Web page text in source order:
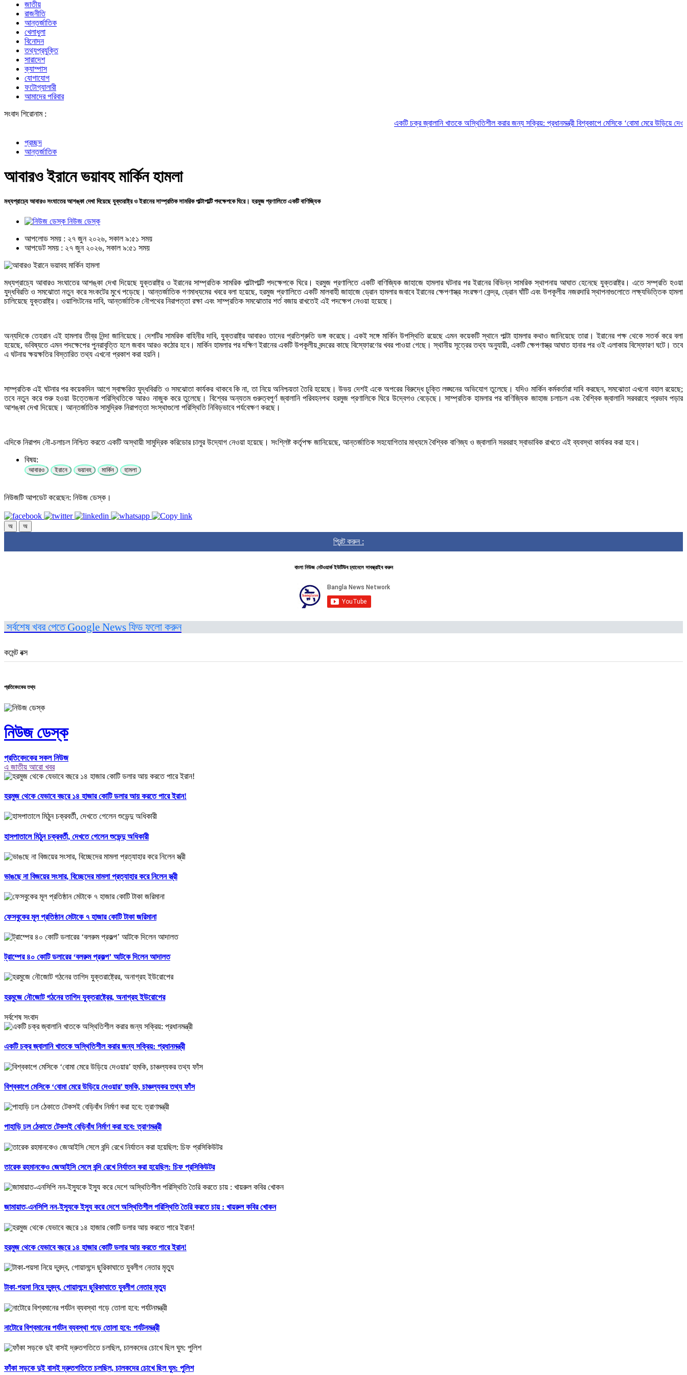
জাতীয়
রাজনীতি
আন্তর্জাতিক
খেলাধুলা
বিনোদন
তথ্যপ্রযুক্তি
সারাদেশ
ক্যাম্পাস
যোগাযোগ
ফটোগ্যালারী
আমাদের পরিবার
সংবাদ শিরোনাম :
একটি চক্র জ্বালানি খাতকে অস্থিতিশীল করার জন্য সক্রিয়: প্রধানমন্ত্রীবিশ্বকাপে মেসিকে ‘বোমা মেরে উড়িয়ে দেওয়ার’ হুমকি,
প্রচ্ছদ
আন্তর্জাতিক
আবারও ইরানে ভয়াবহ মার্কিন হামলা
মধ্যপ্রাচ্যে আবারও সংঘাতের আশঙ্কা দেখা দিয়েছে যুক্তরাষ্ট্র ও ইরানের সাম্প্রতিক সামরিক পাল্টাপাল্টি পদক্ষেপকে ঘিরে। হরমুজ প্রণালিতে একটি বাণিজ্যিক
নিউজ ডেস্ক
আপলোড সময় : ২৭ জুন ২০২৬, সকাল ৯:৫১ সময়
আপডেট সময় : ২৭ জুন ২০২৬, সকাল ৯:৫১ সময়
মধ্যপ্রাচ্যে আবারও সংঘাতের আশঙ্কা দেখা দিয়েছে যুক্তরাষ্ট্র ও ইরানের সাম্প্রতিক সামরিক পাল্টাপাল্টি পদক্ষেপকে ঘিরে। হরমুজ প্রণালিতে একটি বাণিজ্যিক জাহাজে হামলার ঘটনার পর ইরানের বিভিন্ন সামরিক স্থাপনায় আঘাত হেনেছে যুক্তরাষ্ট্র। এতে সম্প্রতি হওয়া
যুদ্ধবিরতি ও সমঝোতা নতুন করে সংকটের মুখে পড়েছে। আন্তর্জাতিক গণমাধ্যমের খবরে বলা হয়েছে, হরমুজ প্রণালিতে একটি মালবাহী জাহাজে ড্রোন হামলার জবাবে ইরানের ক্ষেপণাস্ত্র সংরক্ষণ কেন্দ্র, ড্রোন ঘাঁটি এবং উপকূলীয় নজরদারি স্থাপনাগুলোতে লক্ষ্যভিত্তিক হামলা
চালিয়েছে যুক্তরাষ্ট্র। ওয়াশিংটনের দাবি, আন্তর্জাতিক নৌপথের নিরাপত্তা রক্ষা এবং সাম্প্রতিক সমঝোতার শর্ত বজায় রাখতেই এই পদক্ষেপ নেওয়া হয়েছে।
অন্যদিকে তেহরান এই হামলার তীব্র নিন্দা জানিয়েছে। দেশটির সামরিক বাহিনীর দাবি, যুক্তরাষ্ট্র আবারও তাদের প্রতিশ্রুতি ভঙ্গ করেছে। একই সঙ্গে মার্কিন উপস্থিতি রয়েছে এমন কয়েকটি স্থানে পাল্টা হামলার কথাও জানিয়েছে তারা। ইরানের পক্ষ থেকে সতর্ক করে বলা
হয়েছে, ভবিষ্যতে এমন পদক্ষেপের পুনরাবৃত্তি হলে জবাব আরও কঠোর হবে। মার্কিন হামলার পর দক্ষিণ ইরানের একটি উপকূলীয় বন্দরের কাছে বিস্ফোরণের খবর পাওয়া গেছে। স্থানীয় সূত্রের তথ্য অনুযায়ী, একটি ক্ষেপণাস্ত্র আঘাত হানার পর ওই এলাকায় বিস্ফোরণ ঘটে। তবে
এ ঘটনায় ক্ষয়ক্ষতির বিস্তারিত তথ্য এখনো প্রকাশ করা হয়নি।
সাম্প্রতিক এই ঘটনার পর কয়েকদিন আগে স্বাক্ষরিত যুদ্ধবিরতি ও সমঝোতা কার্যকর থাকবে কি না, তা নিয়ে অনিশ্চয়তা তৈরি হয়েছে। উভয় দেশই একে অপরের বিরুদ্ধে চুক্তি লঙ্ঘনের অভিযোগ তুলেছে। যদিও মার্কিন কর্মকর্তারা দাবি করছেন, সমঝোতা এখনো বহাল রয়েছে;
তবে নতুন করে শুরু হওয়া উত্তেজনা পরিস্থিতিকে আরও নাজুক করে তুলেছে। বিশ্বের অন্যতম গুরুত্বপূর্ণ জ্বালানি পরিবহনপথ হরমুজ প্রণালিকে ঘিরে উদ্বেগও বেড়েছে। সাম্প্রতিক হামলার পর বাণিজ্যিক জাহাজ চলাচল এবং বৈশ্বিক জ্বালানি সরবরাহে প্রভাব পড়ার
আশঙ্কা দেখা দিয়েছে। আন্তর্জাতিক সামুদ্রিক নিরাপত্তা সংস্থাগুলো পরিস্থিতি নিবিড়ভাবে পর্যবেক্ষণ করছে।
এদিকে নিরাপদ নৌ-চলাচল নিশ্চিত করতে একটি অস্থায়ী সামুদ্রিক করিডোর চালুর উদ্যোগ নেওয়া হয়েছে। সংশ্লিষ্ট কর্তৃপক্ষ জানিয়েছে, আন্তর্জাতিক সহযোগিতার মাধ্যমে বৈশ্বিক বাণিজ্য ও জ্বালানি সরবরাহ স্বাভাবিক রাখতে এই ব্যবস্থা কার্যকর করা হবে।
বিষয়:
আবারও ইরানে ভয়াবহ মার্কিন হামলা
নিউজটি আপডেট করেছেন: নিউজ ডেস্ক।
অ অ
প্রিন্ট করুন :
বাংলা নিউজ নেটওয়ার্ক ইউটিউব চ্যানেলে সাবস্ক্রাইব করুন
সর্বশেষ খবর পেতে Google News ফিড ফলো করুন
কমেন্ট বক্স
প্রতিবেদকের তথ্য
নিউজ ডেস্ক
প্রতিবেদকের সকল নিউজ
এ জাতীয় আরো খবর
হরমুজ থেকে যেভাবে বছরে ১৪ হাজার কোটি ডলার আয় করতে পারে ইরান!
হাসপাতালে মিঠুন চক্রবর্তী, দেখতে গেলেন শুভেন্দু অধিকারী
ভাঙছে না বিজয়ের সংসার, বিচ্ছেদের মামলা প্রত্যাহার করে নিলেন স্ত্রী
ফেসবুকের মূল প্রতিষ্ঠান মেটাকে ৭ হাজার কোটি টাকা জরিমানা
ট্রাম্পের ৪০ কোটি ডলারের ‘বলরুম প্রকল্প’ আটকে দিলেন আদালত
হরমুজে নৌজোট গঠনের তাগিদ যুক্তরাষ্ট্রের, অনাগ্রহ ইউরোপের
সর্বশেষ সংবাদ
একটি চক্র জ্বালানি খাতকে অস্থিতিশীল করার জন্য সক্রিয়: প্রধানমন্ত্রী
বিশ্বকাপে মেসিকে ‘বোমা মেরে উড়িয়ে দেওয়ার’ হুমকি, চাঞ্চল্যকর তথ্য ফাঁস
পাহাড়ি ঢল ঠেকাতে টেকসই বেড়িবাঁধ নির্মাণ করা হবে: ত্রাণমন্ত্রী
তারেক রহমানকেও জেআইসি সেলে বন্দি রেখে নির্যাতন করা হয়েছিল: চিফ প্রসিকিউটর
জামায়াত-এনসিপি নন-ইস্যুকে ইস্যু করে দেশে অস্থিতিশীল পরিস্থিতি তৈরি করতে চায় : খায়রুল কবির খোকন
হরমুজ থেকে যেভাবে বছরে ১৪ হাজার কোটি ডলার আয় করতে পারে ইরান!
টাকা-পয়সা নিয়ে দ্বন্দ্ব, গোয়ালন্দে ছুরিকাঘাতে যুবলীগ নেতার মৃত্যু
নাটোরে বিশ্বমানের পর্যটন ব্যবস্থা গড়ে তোলা হবে: পর্যটনমন্ত্রী
ফাঁকা সড়কে দুই বাসই দ্রুতগতিতে চলছিল, চালকদের চোখে ছিল ঘুম: পুলিশ